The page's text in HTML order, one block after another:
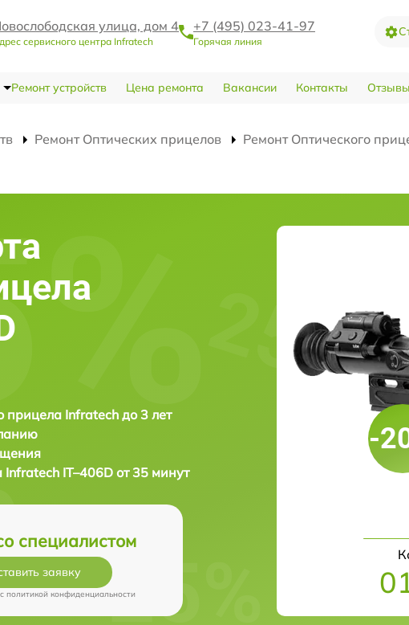
улица, дом 4
сервисного центра Infratech
+7 (495) 023-41-97
Горячая линия
Ремонт устройств Цена ремонта Вакансии Контакты Отзывы
Ремонт Оптических прицелов
Ремонт Оптического
прицела Infratech до 3 лет
Infratech IT–406D от 35 минут
специалистом
заявку
политикой конфиденциальности
-